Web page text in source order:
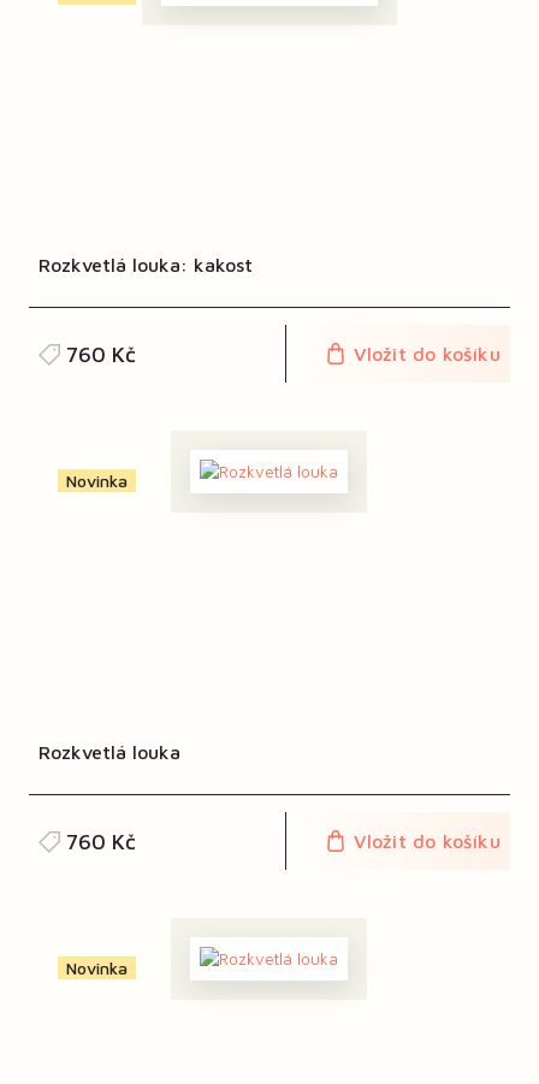
Rozkvetlá louka: kakost
760 Kč Vložit do košíku
Novinka
Rozkvetlá louka
760 Kč Vložit do košíku
Novinka